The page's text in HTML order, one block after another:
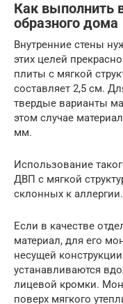
Как выполнить
образного дома
Внутренние стены
этих целей
плиты с мягкой
составляет 2,5 см.
твердые варианты
этом случае
мм.
Использование
ДВП с мягкой
склонных к аллергии.
Если в качестве
материал, для его
несущей
устанавливаются
лицевой кромки.
поверх мягкого